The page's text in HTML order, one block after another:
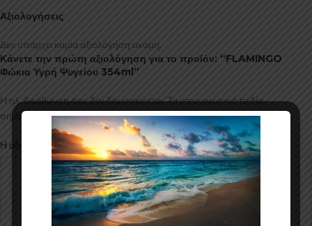
Αξιολογήσεις
Δεν υπάρχει καμία αξιολόγηση ακόμη.
Κάνετε την πρώτη αξιολόγηση για το προϊόν: “FLAMINGO
Φώκια Υγρή Ψυγείου 354ml”
Η ηλ. διεύθυνση σας δεν δημοσιεύεται.Τα υποχρεωτικά πεδία
σημειώνονται με*
Η αξιολόγησή σας*